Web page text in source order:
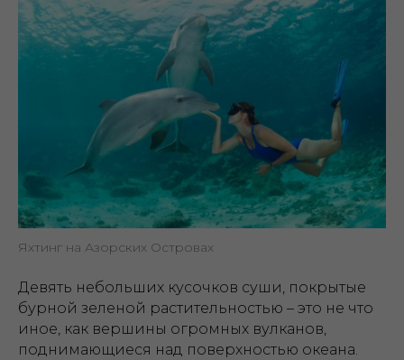
Яхтинг на Азорских Островах
Девять небольших кусочков суши, покрытые
бурной зеленой растительностью – это не что
иное, как вершины огромных вулканов,
поднимающиеся над поверхностью океана.